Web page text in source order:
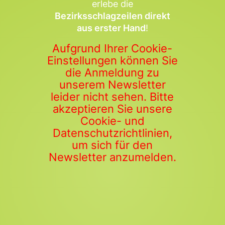
erlebe die
Bezirksschlagzeilen direkt
aus erster Hand!
Aufgrund Ihrer Cookie-
Einstellungen können Sie
die Anmeldung zu
unserem Newsletter
leider nicht sehen. Bitte
akzeptieren Sie unsere
Cookie- und
Datenschutzrichtlinien,
um sich für den
Newsletter anzumelden.